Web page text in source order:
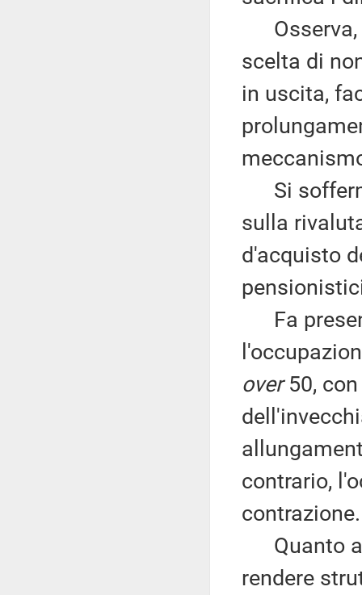
Osserva,
scelta di
in uscita,
Si
sulla
d'acquisto
Fa
over50, con
contrario,
contrazione.
Quanto al
rendere